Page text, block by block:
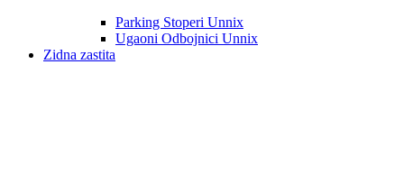
Parking Stoperi Unnix
Ugaoni Odbojnici Unnix
Zidna zastita